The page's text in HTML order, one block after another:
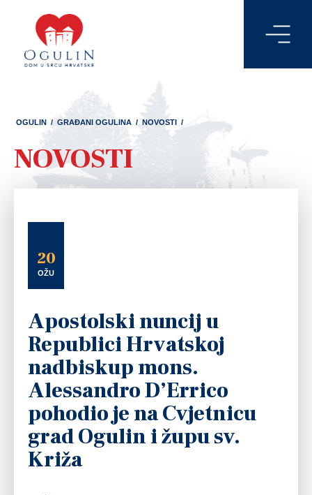
OGULIN / GRAĐANI OGULINA / NOVOSTI /
NOVOSTI
20
OŽU
Apostolski nuncij u
Republici Hrvatskoj
nadbiskup mons.
Alessandro D’Errico
pohodio je na Cvjetnicu
grad Ogulin i župu sv.
Križa